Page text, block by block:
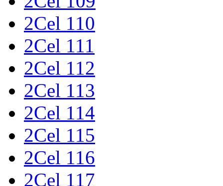
2Cel 110
2Cel 111
2Cel 112
2Cel 113
2Cel 114
2Cel 115
2Cel 116
2Cel 117